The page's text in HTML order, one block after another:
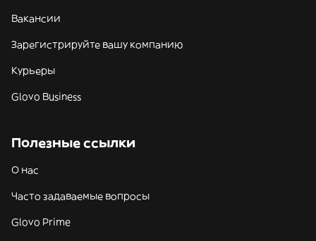
Вакансии
Зарегистрируйте вашу компанию
Курьеры
Glovo Business
Полезные ссылки
О нас
Часто задаваемые вопросы
Glovo Prime